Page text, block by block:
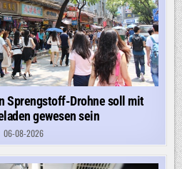
Sprengstoff-Drohne soll mit
gewesen sein
06-08-2026